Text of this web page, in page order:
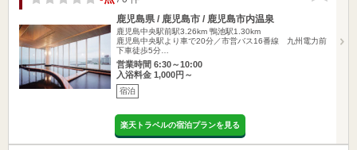
鹿児島県 / 鹿児島市 / 鹿児島市内温泉
鹿児島中央駅前駅3.26km 鴨池駅1.30km
鹿児島中央駅より車で20分／市営バス16番線 九州電力前
下車徒歩5分…
営業時間 6:30～10:00
入浴料金 1,000円～
宿泊
楽天トラベルの宿泊プランを見る